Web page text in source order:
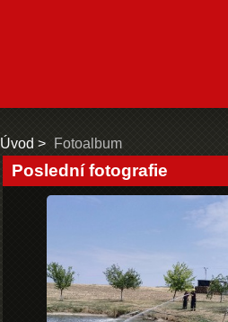
Úvod Fotoalbum
Poslední fotografie